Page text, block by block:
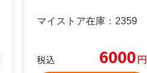
マイストア在庫： 2359
税込 6000円